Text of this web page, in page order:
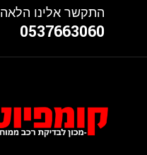
התקשר אלינו הלאה
0537663060